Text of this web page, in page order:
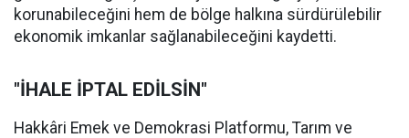
korunabileceğini hem de bölge halkına sürdürülebilir
ekonomik imkanlar sağlanabileceğini kaydetti.
"İHALE İPTAL EDİLSİN"
Hakkâri Emek ve Demokrasi Platformu, Tarım ve